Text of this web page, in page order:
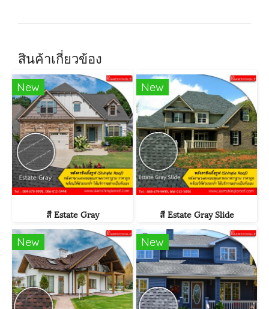
สินค้าเกี่ยวข้อง
New
สี Estate Gray
New
สี Estate Gray Slide
New New